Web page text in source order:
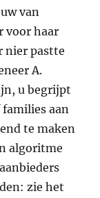
van
voor haar
nier pastte
A.
u begrijpt
aan
te maken
algoritme
zie het